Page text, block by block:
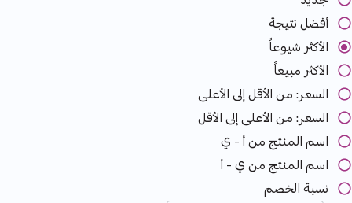
أفضل نتيجة
الأكثر شيوعاً
الأكثر مبيعاً
السعر: من الأقل إلى الأعلى
السعر: من الأعلى إلى الأقل
اسم المنتج من أ - ي
اسم المنتج من ي - أ
نسبة الخصم